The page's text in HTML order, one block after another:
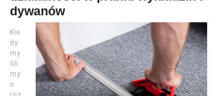
dywanów
Kie
dy
my
śli
my
o